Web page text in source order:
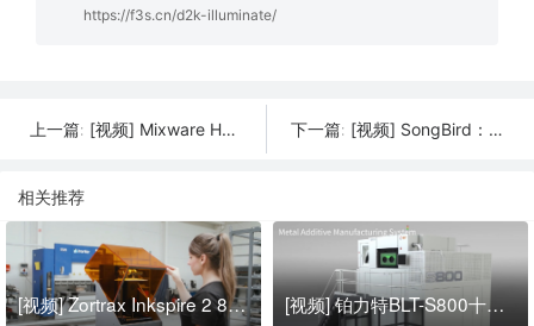
https://f3s.cn/d2k-illuminate/
上一篇: [视频] Mixware Hyper-S: 一款桌面高温 FDM 3D打印机 下一篇: [视频] SongBird：3D打印转盘套件 炫耀您的唱片收藏
相关推荐
[视频] Zortrax Inkspire 2 8.9寸 LCD 3D打印机 自动进退料 断电续打 [视频] 铂力特BLT-S800十激光金属3D打印系统：“铂”之重器 追光而舞